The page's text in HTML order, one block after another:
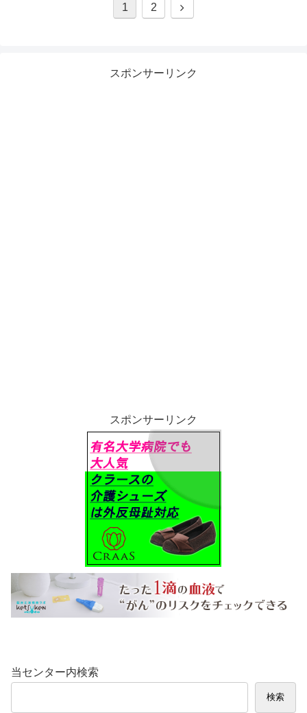
1 2
スポンサーリンク
スポンサーリンク
当センター内検索
検索